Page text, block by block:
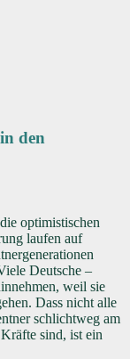
den
optimistischen
laufen auf
Deutsche –
weil sie
Dass nicht alle
schlichtweg am
sind, ist ein